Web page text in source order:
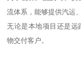
流体系，能够提供汽运
无论是本地项目还是远
物交付客户。